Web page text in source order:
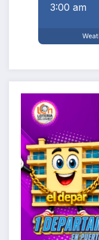
3:00 am